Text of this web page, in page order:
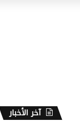
آخر الأخبار